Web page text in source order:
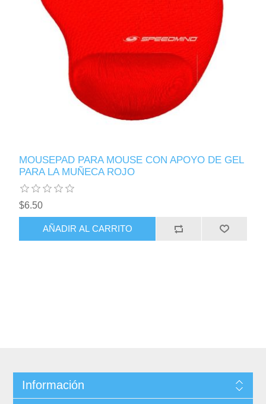
MOUSEPAD PARA MOUSE CON APOYO DE GEL
PARA LA MUÑECA ROJO
$6.50
AÑADIR AL CARRITO
Información